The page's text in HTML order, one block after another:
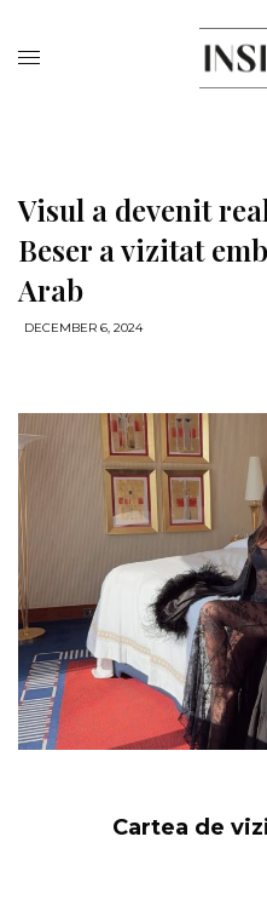
Visul a devenit
Beser a vizitat
Arab
DECEMBER 6, 2024
Cartea de